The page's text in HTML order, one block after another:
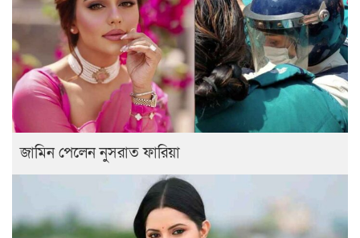
জামিন পেলেন নুসরাত ফারিয়া